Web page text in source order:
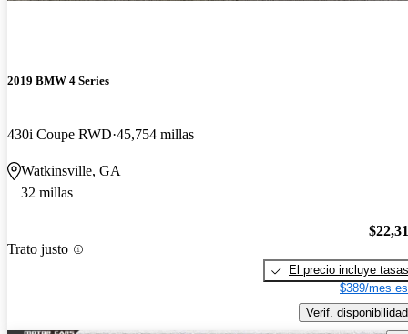
2019 BMW 4 Series
430i Coupe RWD 45,754 millas
Watkinsville, GA
32 millas
Trato justo
El precio incluye tasas
$389/mes
Verif. disponibilidad